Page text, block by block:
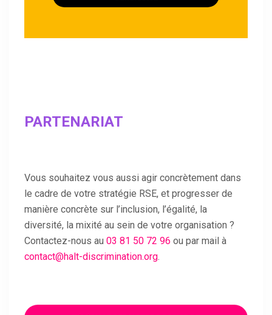
PARTENARIAT
Vous souhaitez vous aussi agir concrètement dans
le cadre de votre stratégie RSE, et progresser de
manière concrète sur l’inclusion, l’égalité, la
diversité, la mixité au sein de votre organisation ?
Contactez-nous au 03 81 50 72 96 ou par mail à
contact@halt-discrimination.org.